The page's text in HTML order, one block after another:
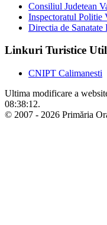
Consiliul Judetean
Inspectoratul Politie
Directia de Sanatate
Linkuri Turistice
CNIPT Calimanesti
Ultima modificare a
08:38:12.
© 2007 - 2026 Primăria